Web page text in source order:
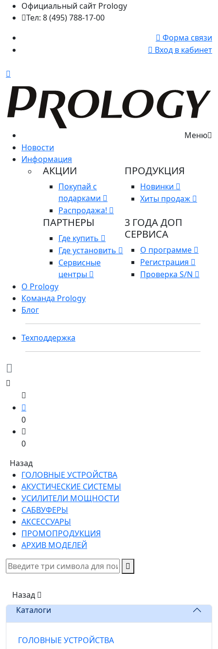
Официальный сайт Prology
Тел: 8 (495) 788-17-00
Форма связи
Вход в кабинет
Меню
Новости
Информация
АКЦИИ
Покупай с
подарками
Распродажа!
ПРОДУКЦИЯ
Новинки
Хиты продаж
ПАРТНЕРЫ
Где купить
Где установить
Сервисные
центры
3 ГОДА ДОП
СЕРВИСА
О программе
Регистрация
Проверка S/N
О Prology
Команда Prology
Блог
Техподдержка
0
0
Назад
ГОЛОВНЫЕ УСТРОЙСТВА
АКУСТИЧЕСКИЕ СИСТЕМЫ
УСИЛИТЕЛИ МОЩНОСТИ
САБВУФЕРЫ
АКСЕССУАРЫ
ПРОМОПРОДУКЦИЯ
АРХИВ МОДЕЛЕЙ
Назад
Каталоги
ГОЛОВНЫЕ УСТРОЙСТВА